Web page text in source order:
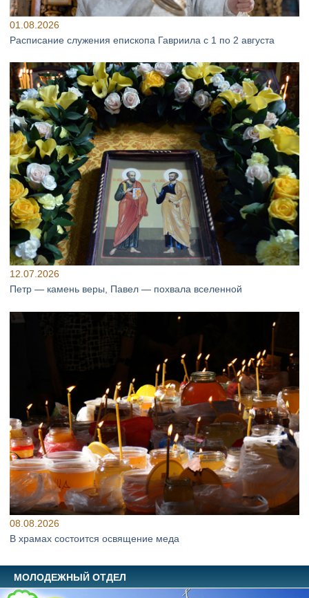
01.08.2026
Расписание служения епископа Гавриила с 1 по 2 августа
12.07.2026
Петр — камень веры, Павел — похвала вселенной
08.08.2026
В храмах состоится освящение меда
МОЛОДЕЖНЫЙ ОТДЕЛ